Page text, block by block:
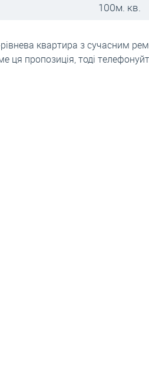
100м. кв.
квартира з сучасним
ця пропозиція, тоді